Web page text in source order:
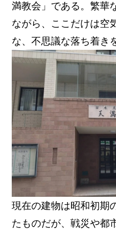
満教会」である。繁華
ながら、ここだけは空
な、不思議な落ち着き
現在の建物は昭和初期
たものだが、戦災や都